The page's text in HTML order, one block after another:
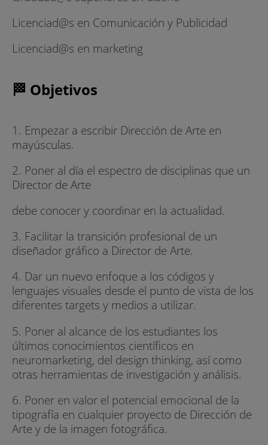
ESDESIGN apostamos por la diversidad como
fuente de inspiración, rodeándonos de
profesionales de diferentes ámbitos,
rediseñando constantemente nuestra oferta
de todo el mundo.
ESCUELA
·Diseño proyectual y real, vinculado a la
empresa.
·Dinámicas/formatos diversos +
asignaturas. Foco en las proyectuales = iteración
en proyectos.
PLAN DE ACOGIDA
·Program Manager + Director de Programa +
abiertas + Talleres complementarios
transversales Taller de Empresa, Taller de Design
Thinking, Masterclasses
multimedia.
·Briefings aproximados a la realidad del sector.
Licenciad@s en Comunicación y Publicidad
Licenciad@s en marketing
🏁 Objetivos
1. Empezar a escribir Dirección de Arte en
mayúsculas.
2. Poner al día el espectro de disciplinas que un
Director de Arte
debe conocer y coordinar en la actualidad.
3. Facilitar la transición profesional de un
diseñador gráfico a Director de Arte.
4. Dar un nuevo enfoque a los códigos y
lenguajes visuales desde el punto de vista de los
diferentes targets y medios a utilizar.
5. Poner al alcance de los estudiantes los
últimos conocimientos científicos en
neuromarketing, del design thinking, así como
otras herramientas de investigación y análisis.
6. Poner en valor el potencial emocional de la
tipografía en cualquier proyecto de Dirección de
Arte y de la imagen fotográfica.